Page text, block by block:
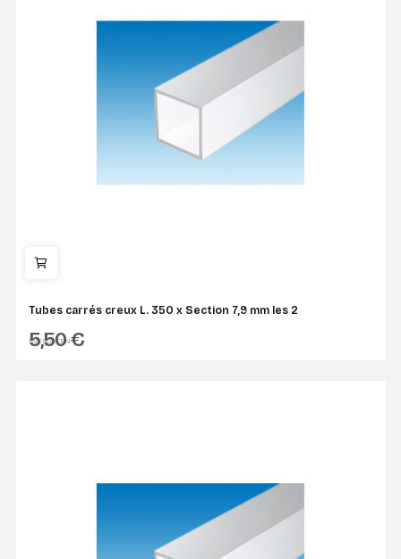
Tubes carrés creux L. 350 x Section 7,9 mm les 2
EVERGREEN
5,50 €